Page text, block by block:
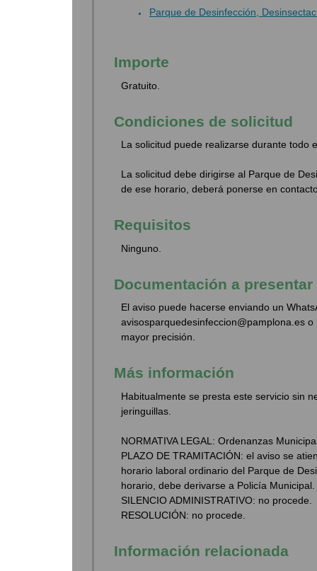
Parque de Desinfección,
Importe
Gratuito.
Condiciones de solicitud
La solicitud puede realizarse durante todo
La solicitud debe dirigirse al Parque de
de ese horario, deberá ponerse en
Requisitos
Ninguno.
Documentación a presentar
El aviso puede hacerse enviando un
avisosparquedesinfeccion@pamplona.es
mayor precisión.
Más información
Habitualmente se presta este servicio sin
jeringuillas.
NORMATIVA LEGAL: Ordenanzas
PLAZO DE TRAMITACIÓN: el aviso se
horario laboral ordinario del Parque de
horario, debe derivarse a Policía Municipal.
SILENCIO ADMINISTRATIVO: no procede.
RESOLUCIÓN: no procede.
Información relacionada